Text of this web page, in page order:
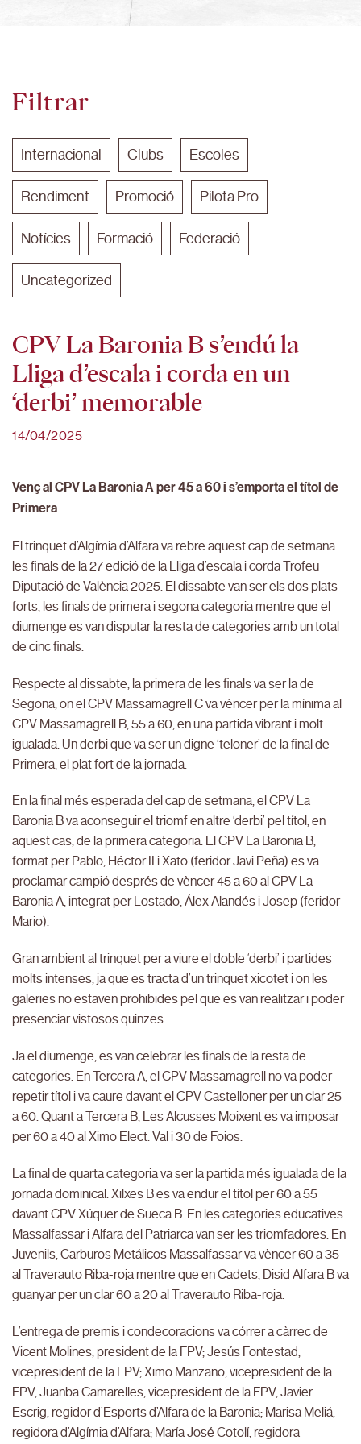
Filtrar
Internacional Clubs Escoles
Rendiment Promoció Pilota Pro
Notícies Formació Federació
Uncategorized
CPV La Baronia B s’endú la
Lliga d’escala i corda en un
‘derbi’ memorable
14/04/2025
Venç al CPV La Baronia A per 45 a 60 i s’emporta el títol de
Primera
El trinquet d’Algímia d’Alfara va rebre aquest cap de setmana
les finals de la 27 edició de la Lliga d’escala i corda Trofeu
Diputació de València 2025. El dissabte van ser els dos plats
forts, les finals de primera i segona categoria mentre que el
diumenge es van disputar la resta de categories amb un total
de cinc finals.
Respecte al dissabte, la primera de les finals va ser la de
Segona, on el CPV Massamagrell C va vèncer per la mínima al
CPV Massamagrell B, 55 a 60, en una partida vibrant i molt
igualada. Un derbi que va ser un digne ‘teloner’ de la final de
Primera, el plat fort de la jornada.
En la final més esperada del cap de setmana, el CPV La
Baronia B va aconseguir el triomf en altre ‘derbi’ pel títol, en
aquest cas, de la primera categoria. El CPV La Baronia B,
format per Pablo, Héctor II i Xato (feridor Javi Peña) es va
proclamar campió després de vèncer 45 a 60 al CPV La
Baronia A, integrat per Lostado, Álex Alandés i Josep (feridor
Mario).
Gran ambient al trinquet per a viure el doble ‘derbi’ i partides
molts intenses, ja que es tracta d’un trinquet xicotet i on les
galeries no estaven prohibides pel que es van realitzar i poder
presenciar vistosos quinzes.
Ja el diumenge, es van celebrar les finals de la resta de
categories. En Tercera A, el CPV Massamagrell no va poder
repetir títol i va caure davant el CPV Castelloner per un clar 25
a 60. Quant a Tercera B, Les Alcusses Moixent es va imposar
per 60 a 40 al Ximo Elect. Val i 30 de Foios.
La final de quarta categoria va ser la partida més igualada de la
jornada dominical. Xilxes B es va endur el títol per 60 a 55
davant CPV Xúquer de Sueca B. En les categories educatives
Massalfassar i Alfara del Patriarca van ser les triomfadores. En
Juvenils, Carburos Metálicos Massalfassar va vèncer 60 a 35
al Traverauto Riba-roja mentre que en Cadets, Disid Alfara B va
guanyar per un clar 60 a 20 al Traverauto Riba-roja.
L’entrega de premis i condecoracions va córrer a càrrec de
Vicent Molines, president de la FPV; Jesús Fontestad,
vicepresident de la FPV; Ximo Manzano, vicepresident de la
FPV, Juanba Camarelles, vicepresident de la FPV; Javier
Escrig, regidor d’Esports d’Alfara de la Baronia; Marisa Meliá,
regidora d’Algímia d’Alfara; María José Cotolí, regidora